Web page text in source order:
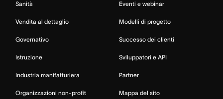
Sanità
Vendita al dettaglio
Governativo
Istruzione
Industria manifatturiera
Organizzazioni non-profit
Eventi e webinar
Modelli di progetto
Successo dei clienti
Sviluppatori e API
Partner
Mappa del sito